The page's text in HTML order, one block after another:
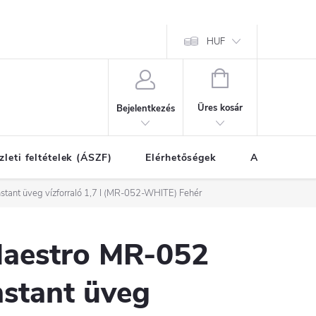
HUF
Bejelentkezés
KOSÁR
Üres kosár
feltételek (ÁSZF) Elérhetőségek A vásárlás
üveg vízforraló 1,7 l (MR-052-WHITE) Fehér
MR-052
üveg